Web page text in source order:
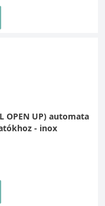
OPEN UP) automata
- inox